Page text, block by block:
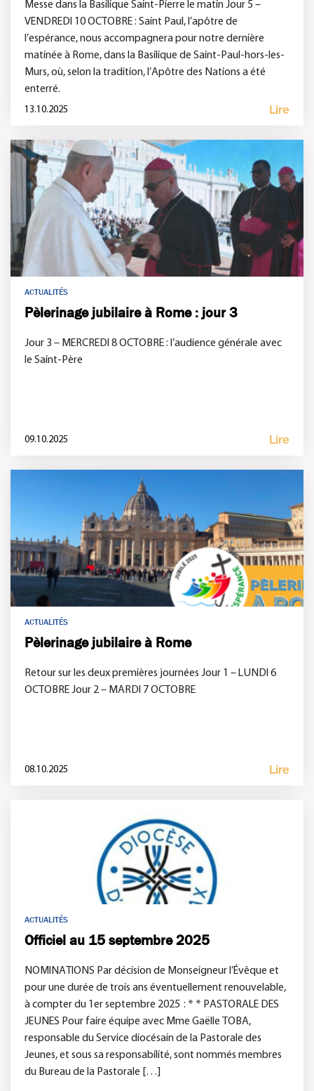
Messe dans la Basilique Saint-Pierre le matin Jour 5 –
VENDREDI 10 OCTOBRE : Saint Paul, l’apôtre de
l’espérance, nous accompagnera pour notre dernière
matinée à Rome, dans la Basilique de Saint-Paul-hors-les-
Murs, où, selon la tradition, l’Apôtre des Nations a été
enterré.
13.10.2025 Lire
ACTUALITÉS
Pèlerinage jubilaire à Rome : jour 3
Jour 3 – MERCREDI 8 OCTOBRE : l’audience générale avec
le Saint-Père
09.10.2025 Lire
ACTUALITÉS
Pèlerinage jubilaire à Rome
Retour sur les deux premières journées Jour 1 – LUNDI 6
OCTOBRE Jour 2 – MARDI 7 OCTOBRE
08.10.2025 Lire
ACTUALITÉS
Officiel au 15 septembre 2025
NOMINATIONS Par décision de Monseigneur l’Évêque et
pour une durée de trois ans éventuellement renouvelable,
à compter du 1er septembre 2025 : * * PASTORALE DES
JEUNES Pour faire équipe avec Mme Gaëlle TOBA,
responsable du Service diocésain de la Pastorale des
Jeunes, et sous sa responsabilité, sont nommés membres
du Bureau de la Pastorale […]